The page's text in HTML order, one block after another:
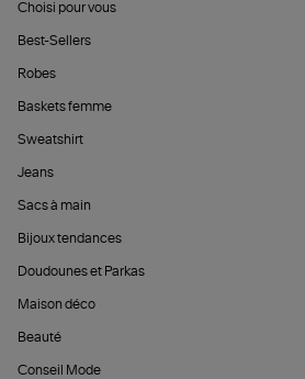
Choisi pour vous
Best-Sellers
Robes
Baskets femme
Sweatshirt
Jeans
Sacs à main
Bijoux tendances
Doudounes et Parkas
Maison déco
Beauté
Conseil Mode